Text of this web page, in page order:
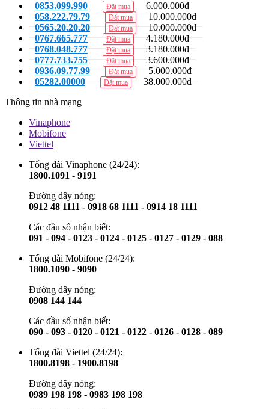
0853.099.990 Đặt mua
6.000.000đ
058.222.79.79
Đặt mua
10.000.000đ
0565.20.20.20
Đặt mua
10.000.000đ
0767.665.777
Đặt mua
4.180.000đ
0768.048.777
Đặt mua
3.180.000đ
0777.733.755
Đặt mua
3.600.000đ
0936.09.77.99
Đặt mua
5.000.000đ
05282.00000
Đặt mua
38.000.000đ
Thông tin nhà mạng
Vinaphone
Mobifone
Viettel
Tổng đài Vinaphone (24/24):
1800.1091 - 9191
Đường dây nóng:
0912 48 1111 - 0918 68 1111 - 0914 18 1111
Các đầu số nhận biết:
091 - 094 - 0123 - 0124 - 0125 - 0127 - 0129 - 088
Tổng đài Mobifone (24/24):
1800.1090 - 9090
Đường dây nóng:
0908 144 144
Các đầu số nhận biết:
090 - 093 - 0120 - 0121 - 0122 - 0126 - 0128 - 089
Tổng đài Viettel (24/24):
1800.8198 - 1900.8198
Đường dây nóng:
0989 198 198 - 0983 198 198